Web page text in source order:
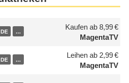
DE …
Kaufen ab 8,99 €
MagentaTV
DE …
Leihen ab 2,99 €
MagentaTV